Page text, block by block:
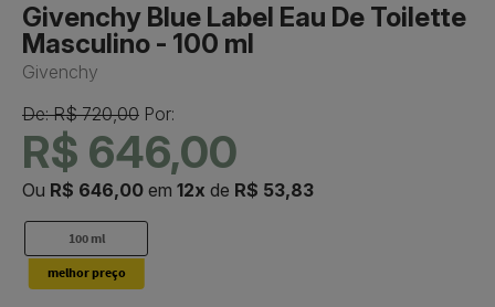
Givenchy Blue Label Eau De Toilette
Masculino - 100 ml
Givenchy
De: R$ 720,00 Por:
R$ 646,00
Ou R$ 646,00 em 12x de R$ 53,83
100 ml